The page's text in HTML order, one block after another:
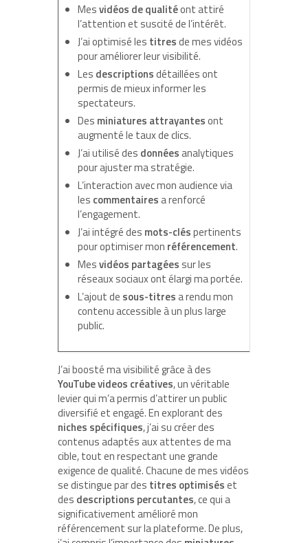
Mesvidéos de qualitéont attiré
l’attention et suscité de l’intérêt.
J’ai optimisé les titresde mes vidéos
pour améliorer leur visibilité.
Les descriptionsdétaillées ont
permis de mieux informer les
spectateurs.
Des miniatures attrayantesont
augmenté le taux de clics.
J’ai utilisé des données analytiques
pour ajuster ma stratégie.
L’interaction avec mon audience via
les commentaires a renforcé
l’engagement.
J’ai intégré des mots-cléspertinents
pour optimiser mon référencement.
Mesvidéos partagées sur les
réseaux sociaux ont élargi ma portée.
L’ajout de sous-titres a rendu mon
contenu accessible à un plus large
public.
J’ai boosté ma visibilité grâce à des
YouTube videos créatives, un véritable
levier qui m’a permis d’attirer un public
diversifié et engagé. En explorant des
niches spécifiques, j’ai su créer des
contenus adaptés aux attentes de ma
cible, tout en respectant une grande
exigence de qualité. Chacune de mes vidéos
se distingue par des titres optimiséset
des descriptions percutantes, ce qui a
significativement amélioré mon
référencement sur la plateforme. De plus,